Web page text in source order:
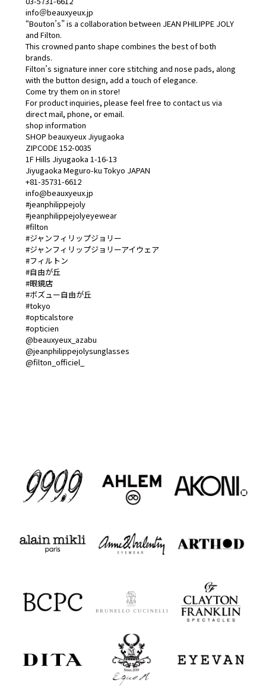
info＠beauxyeux.jp
“Bouton’s” is a collaboration between JEAN PHILIPPE JOLY
and Filton.
This crowned panto shape combines the best of both
brands.
Filton’s signature inner core stitching and nose pads, along
with the button design, add a touch of elegance.
Come try them on in store!
For product inquiries, please feel free to contact us via
direct mail, phone, or email.
shop information
SHOP beauxyeux Jiyugaoka
ZIPCODE 152-0035
1F Hills Jiyugaoka 1-16-13
Jiyugaoka Meguro-ku Tokyo JAPAN
+81-35731-6612
info@beauxyeux.jp
#jeanphilippejoly
#jeanphilippejolyeyewear
#filton
#ジャンフィリップジョリー
#ジャンフィリップジョリーアイウェア
#フィルトン
#自由が丘
#眼鏡店
#ボズュー自由が丘
#tokyo
#opticalstore
#opticien
@beauxyeux_azabu
@jeanphilippejolysunglasses
@filton_officiel_